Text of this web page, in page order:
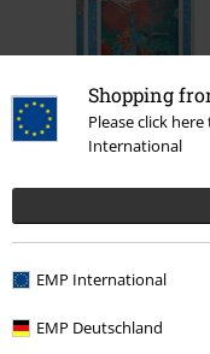
Shopping
Please click
International
EMP International
EMP Deutschland
€ 19,99
Covers) vinylfiguur 24